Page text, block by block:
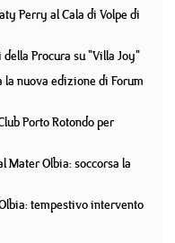
Perry al Cala di Volpe di
Procura su "Villa Joy"
la nuova edizione di Forum
Porto Rotondo per
Mater Olbia: soccorsa la
tempestivo intervento